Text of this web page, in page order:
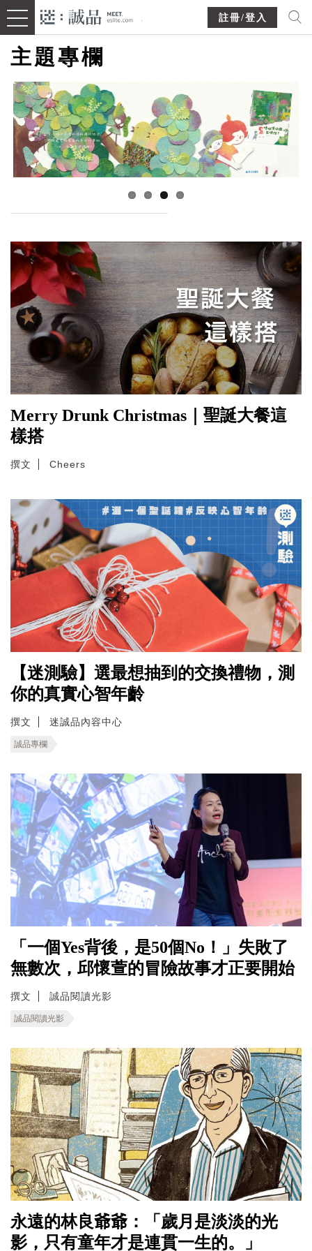
註冊/登入
主題專欄
Merry Drunk Christmas｜聖誕大餐這
樣搭
撰文 Cheers
【迷測驗】選最想抽到的交換禮物，測
你的真實心智年齡
撰文 迷誠品內容中心
誠品專欄
「一個Yes背後，是50個No！」失敗了
無數次，邱懷萱的冒險故事才正要開始
撰文 誠品閱讀光影
誠品閱讀光影
永遠的林良爺爺：「歲月是淡淡的光
影，只有童年才是連貫一生的。」